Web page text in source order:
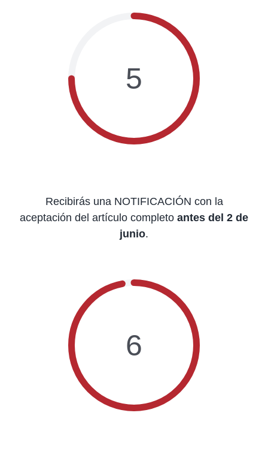
5
Recibirás una NOTIFICACIÓN con la
aceptación del artículo completo antes del 2 de
junio.
6